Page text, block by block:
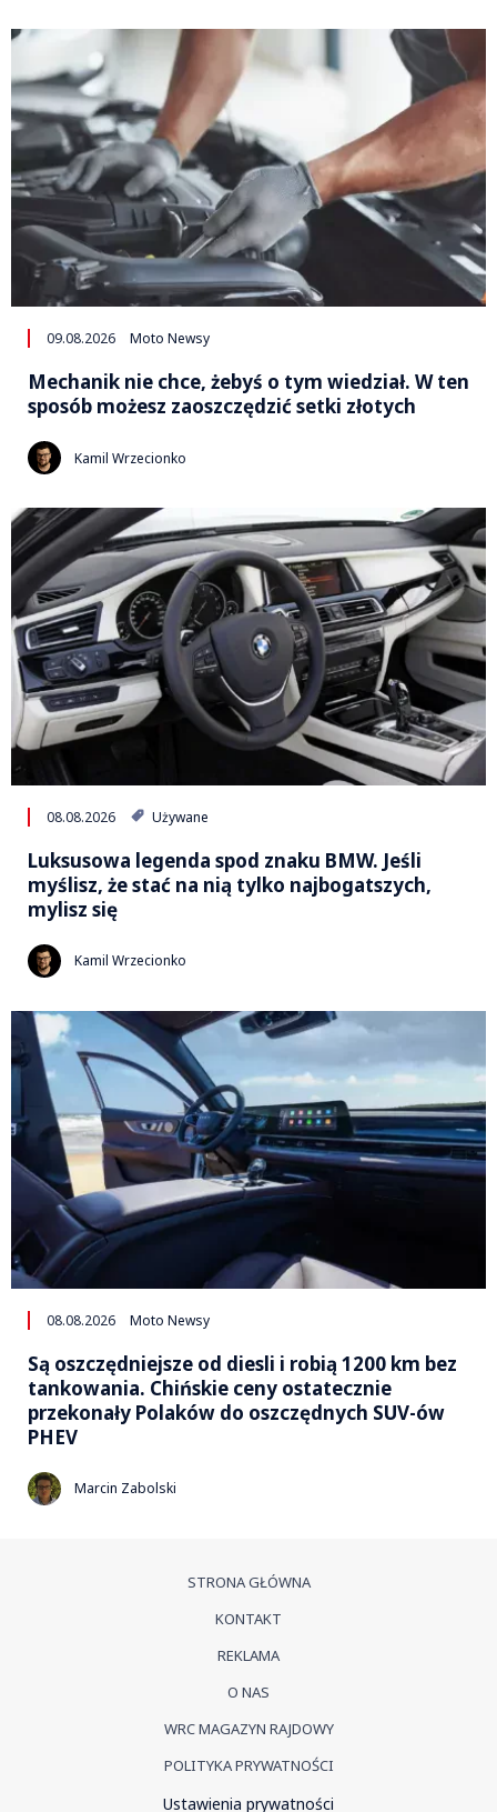
09.08.2026 Moto Newsy
Mechanik nie chce, żebyś o tym wiedział. W ten
sposób możesz zaoszczędzić setki złotych
Kamil Wrzecionko
08.08.2026 Używane
Luksusowa legenda spod znaku BMW. Jeśli
myślisz, że stać na nią tylko najbogatszych,
mylisz się
Kamil Wrzecionko
08.08.2026 Moto Newsy
Są oszczędniejsze od diesli i robią 1200 km bez
tankowania. Chińskie ceny ostatecznie
przekonały Polaków do oszczędnych SUV-ów
PHEV
Marcin Zabolski
STRONA GŁÓWNA
KONTAKT
REKLAMA
O NAS
WRC MAGAZYN RAJDOWY
POLITYKA PRYWATNOŚCI
Ustawienia prywatności